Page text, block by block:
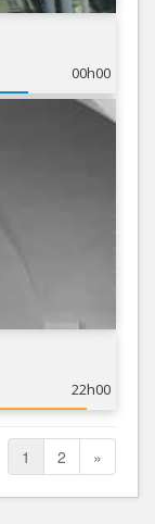
00h00
22h00
1 2 »